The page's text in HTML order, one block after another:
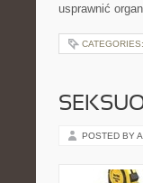
usprawnić
CATEGORIES:
POSTED BY